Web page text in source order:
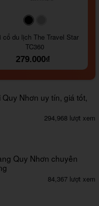
#000000
cổ du lịch The Travel Star
TC360
279.000₫
Nhơn uy tín, giá tốt,
294,968 lượt xem
Quy Nhơn chuyên
84,367 lượt xem